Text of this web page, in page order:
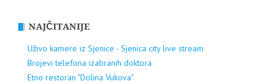
NAJČITANIJE
Uživo kamere iz Sjenice - Sjenica city live stream
Brojevi telefona izabranih doktora
Etno restoran "Dolina Vukova"